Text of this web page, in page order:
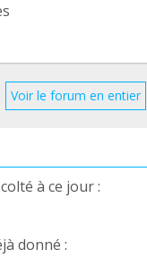
Voir le forum en entier
à ce jour :
donné :